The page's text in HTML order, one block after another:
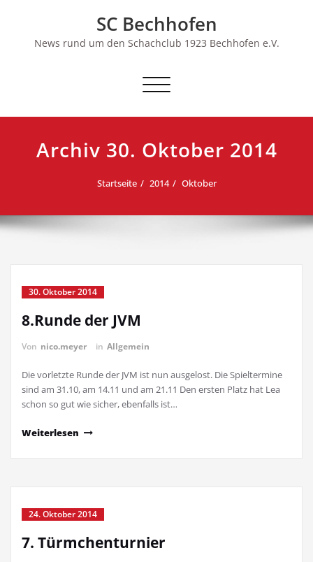
SC Bechhofen
News rund um den Schachclub 1923 Bechhofen e.V.
Schalte
Archiv 30. Oktober 2014
Startseite 2014 Oktober
30. Oktober 2014
8.Runde der JVM
Von nico.meyer in Allgemein
Die vorletzte Runde der JVM ist nun ausgelost. Die Spieltermine
sind am 31.10, am 14.11 und am 21.11 Den ersten Platz hat Lea
schon so gut wie sicher, ebenfalls ist…
Weiterlesen
24. Oktober 2014
7. Türmchenturnier